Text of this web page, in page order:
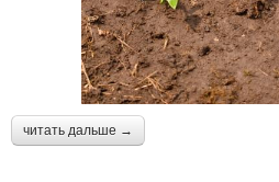
читать дальше →